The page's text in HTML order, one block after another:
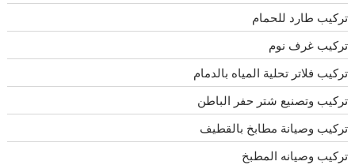
تركيب طارد للحمام
تركيب غرف نوم
تركيب فلاتر تحلية المياه بالدمام
تركيب وتصنيع شتر حفر الباطن
تركيب وصيانة مطابخ بالقطيف
تركيب وصيانه المطبخ